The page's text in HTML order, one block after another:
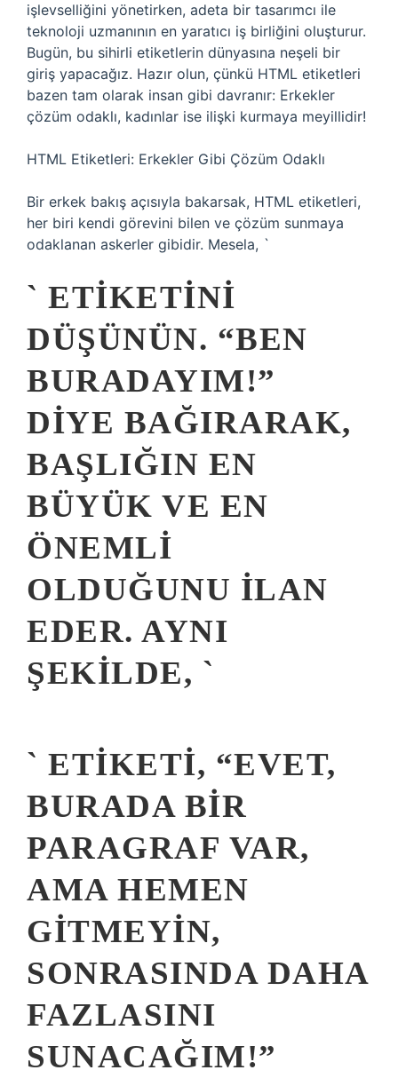
işlevselliğini yönetirken, adeta bir tasarımcı ile
teknoloji uzmanının en yaratıcı iş birliğini oluşturur.
Bugün, bu sihirli etiketlerin dünyasına neşeli bir
giriş yapacağız. Hazır olun, çünkü HTML etiketleri
bazen tam olarak insan gibi davranır: Erkekler
çözüm odaklı, kadınlar ise ilişki kurmaya meyillidir!
HTML Etiketleri: Erkekler Gibi Çözüm Odaklı
Bir erkek bakış açısıyla bakarsak, HTML etiketleri,
her biri kendi görevini bilen ve çözüm sunmaya
odaklanan askerler gibidir. Mesela, `
` ETIKETINI
DÜŞÜNÜN. “BEN
BURADAYIM!”
DIYE BAĞIRARAK,
BAŞLIĞIN EN
BÜYÜK VE EN
ÖNEMLI
OLDUĞUNU ILAN
EDER. AYNI
ŞEKILDE, `
` ETIKETI, “EVET,
BURADA BIR
PARAGRAF VAR,
AMA HEMEN
GITMEYIN,
SONRASINDA DAHA
FAZLASINI
SUNACAĞIM!”